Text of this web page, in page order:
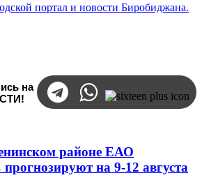
на
районе ЕАО
на 9-12 августа